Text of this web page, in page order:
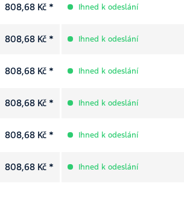
808,68 Kč * Ihned k odeslání
808,68 Kč * Ihned k odeslání
808,68 Kč * Ihned k odeslání
808,68 Kč * Ihned k odeslání
808,68 Kč * Ihned k odeslání
808,68 Kč * Ihned k odeslání